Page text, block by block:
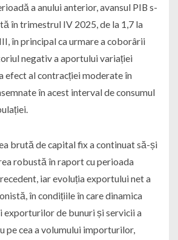
a anului anterior, avansul PIB s-
în trimestrul IV 2025, de la 1,7 la
în principal ca urmare a coborârii
negativ a aportului variației
efect al contracției moderate în
în acest interval de consumul
brută de capital fix a continuat să-și
robustă în raport cu perioada
iar evoluția exportului net a
în condițiile în care dinamica
exporturilor de bunuri și servicii a
pe cea a volumului importurilor,